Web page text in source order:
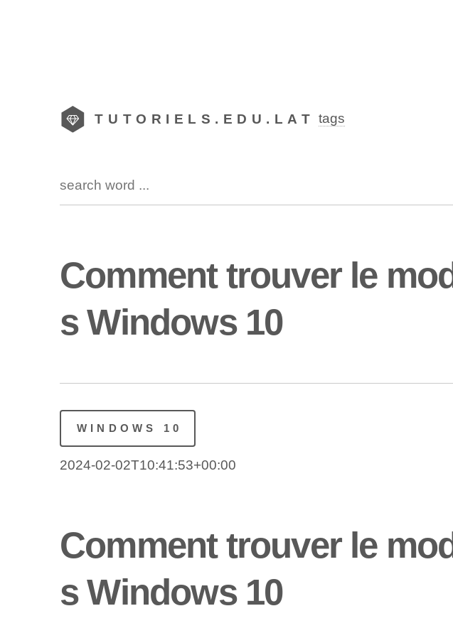
TUTORIELS.EDU.LAT tags
Comment trouver le
s Windows 10
WINDOWS 10
2024-02-02T10:41:53+00:00
Comment trouver le
s Windows 10